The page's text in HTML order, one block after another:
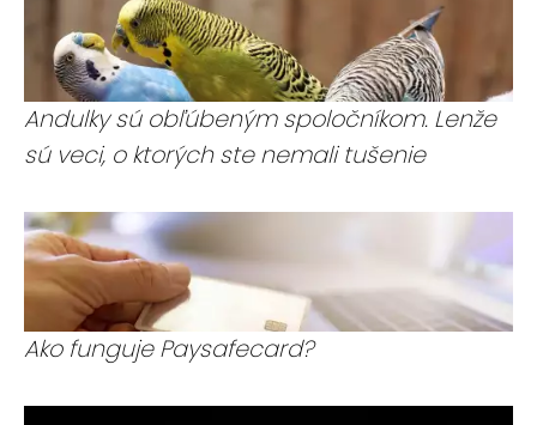
Andulky sú obľúbeným spoločníkom. Lenže
sú veci, o ktorých ste nemali tušenie
Ako funguje Paysafecard?